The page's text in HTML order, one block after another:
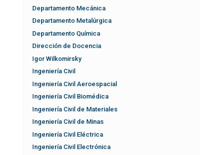
Departamento Mecánica
Departamento Metalúrgica
Departamento Química
Dirección de Docencia
Igor Wilkomirsky
Ingeniería Civil
Ingeniería Civil Aeroespacial
Ingeniería Civil Biomédica
Ingeniería Civil de Materiales
Ingeniería Civil de Minas
Ingeniería Civil Eléctrica
Ingeniería Civil Electrónica